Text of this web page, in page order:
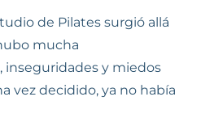
de Pilates surgió allá
mucha
y miedos
vez decidido, ya no había